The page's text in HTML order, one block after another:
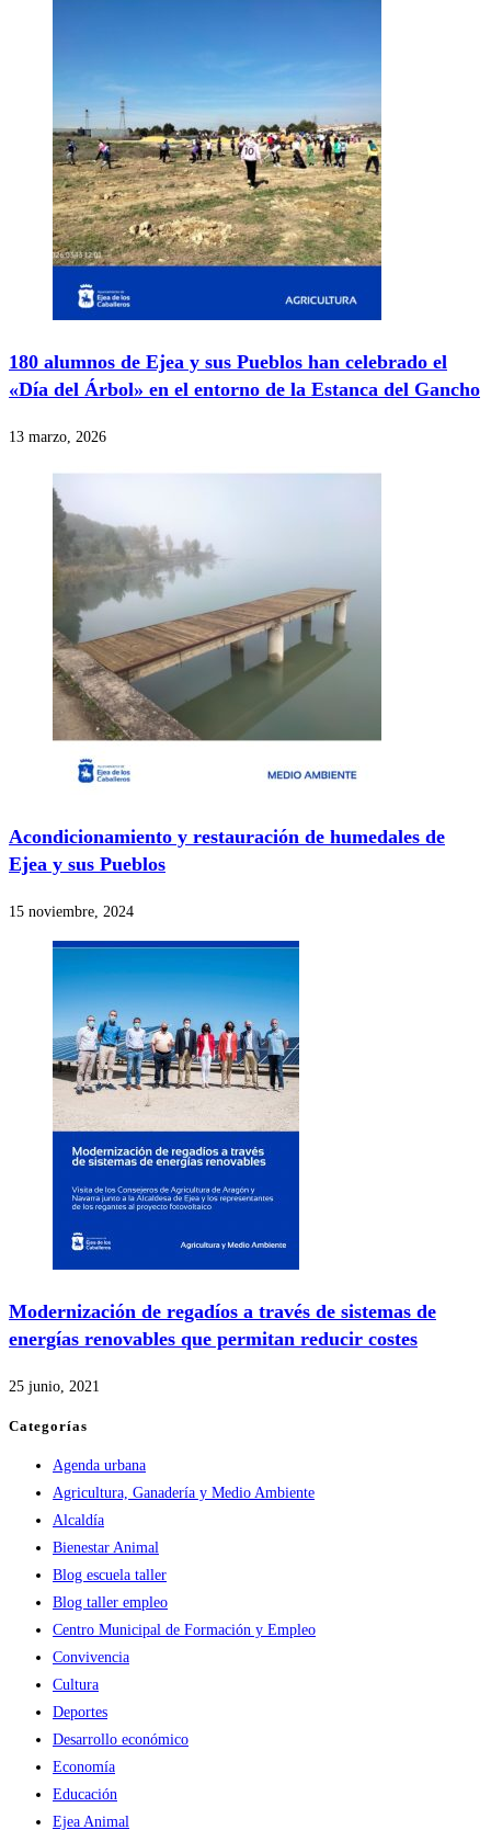
180 alumnos de Ejea y sus Pueblos han celebrado el
«Día del Árbol» en el entorno de la Estanca del Gancho
13 marzo, 2026
Acondicionamiento y restauración de humedales de
Ejea y sus Pueblos
15 noviembre, 2024
Modernización de regadíos a través de sistemas de
energías renovables que permitan reducir costes
25 junio, 2021
Categorías
Agenda urbana
Agricultura, Ganadería y Medio Ambiente
Alcaldía
Bienestar Animal
Blog escuela taller
Blog taller empleo
Centro Municipal de Formación y Empleo
Convivencia
Cultura
Deportes
Desarrollo económico
Economía
Educación
Ejea Animal